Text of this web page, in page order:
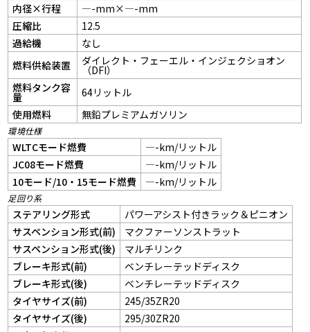
内径×行程
—-mm×—-mm
圧縮比
12.5
過給機
なし
燃料供給装置
ダイレクト・フェーエル・インジェクショオン
（DFI）
燃料タンク容
量
64リットル
使用燃料
無鉛プレミアムガソリン
環境仕様
WLTCモード燃費
—-km/リットル
JC08モード燃費
—-km/リットル
10モード/10・15モード燃費
—-km/リットル
足回り系
ステアリング形式
パワーアシスト付きラック＆ピニオン
サスペンション形式(前)
マクファーソンストラット
サスペンション形式(後)
マルチリンク
ブレーキ形式(前)
ベンチレーテッドディスク
ブレーキ形式(後)
ベンチレーテッドディスク
タイヤサイズ(前)
245/35ZR20
タイヤサイズ(後)
295/30ZR20